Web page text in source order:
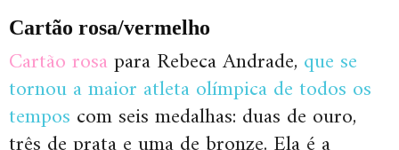
Cartão rosa/vermelho
Cartão rosapara Rebeca Andrade, que se
tornou a maior atleta olímpica de todos os
tempos com seis medalhas: duas de ouro,